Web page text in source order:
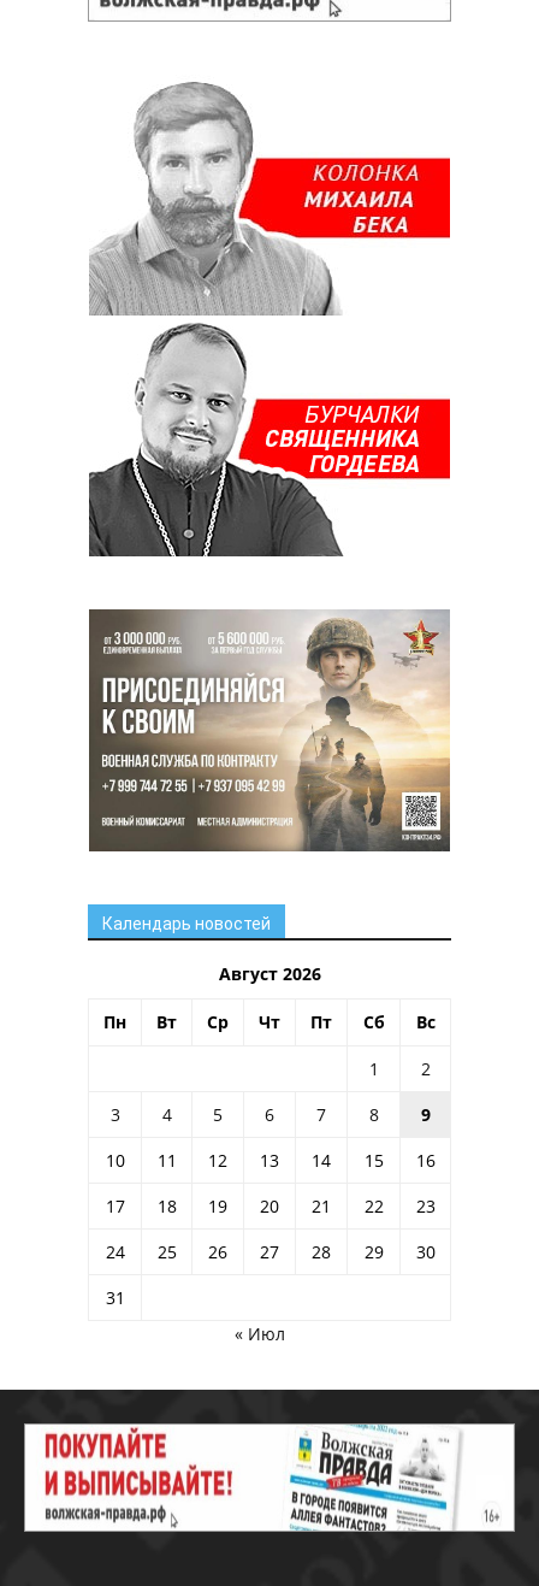
Календарь новостей
Август 2026
Пн Вт Ср Чт Пт Сб Вс
1
2
3
4 5 6 7 8
9
10
11 12 13 14 15
16
17
18 19 20 21 22
23
24
25 26 27 28 29
30
31
« Июл